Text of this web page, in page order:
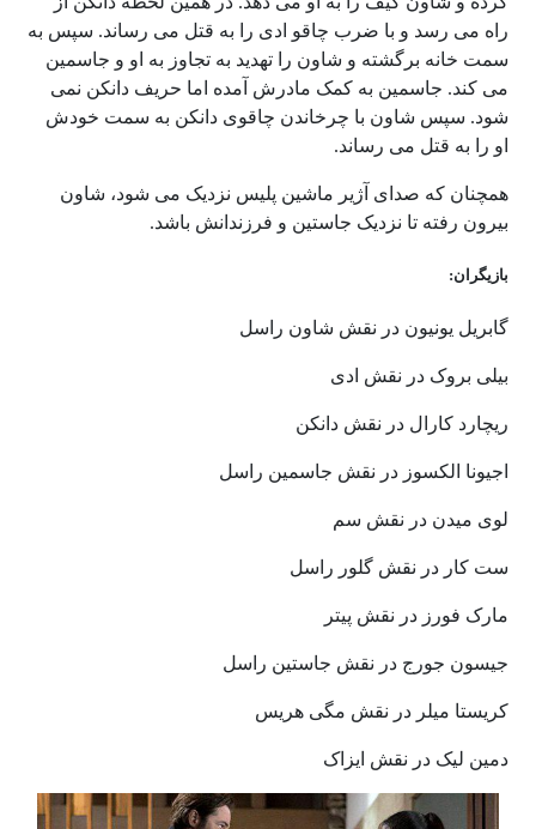
راه می رسد و با ضرب چاقو ادی را به قتل می رساند. سپس به
سمت خانه برگشته و شاون را تهدید به تجاوز به او و جاسمین
می کند. جاسمین به کمک مادرش آمده اما حریف دانکن نمی
شود. سپس شاون با چرخاندن چاقوی دانکن به سمت خودش
او را به قتل می رساند.
همچنان که صدای آژیر ماشین پلیس نزدیک می شود، شاون
بیرون رفته تا نزدیک جاستین و فرزندانش باشد.
بازیگران:
گابریل یونیون در نقش شاون راسل
بیلی بروک در نقش ادی
ریچارد کارال در نقش دانکن
اجیونا الکسوز در نقش جاسمین راسل
لوی میدن در نقش سم
ست کار در نقش گلور راسل
مارک فورز در نقش پیتر
جیسون جورج در نقش جاستین راسل
کریستا میلر در نقش مگی هریس
دمین لیک در نقش ایزاک